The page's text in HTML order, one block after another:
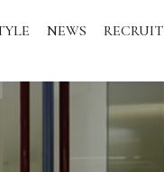
NEWS RECRUIT